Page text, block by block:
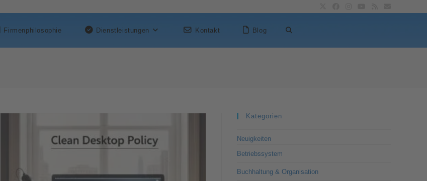
Firmenphilosophie Dienstleistungen Kontakt Blog
Kategorien
Neuigkeiten
Betriebssystem
Buchhaltung & Organisation